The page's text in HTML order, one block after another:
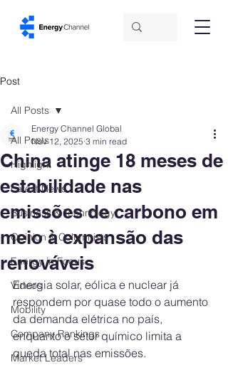
Post
All Posts
Highlight
Latest News
Business & Technology
Opinion & Columnists
Energy in Focus
Videos
Mobility
Company Rankings
Market Leaders
All Posts
China atinge 18 meses de
estabilidade nas
emissões de carbono em
meio à expansão das
renováveis
Energy Channel Global
Nov 12, 2025 3 min read
Energia solar, eólica e nuclear já
respondem por quase todo o aumento
da demanda elétrica no país,
enquanto o setor químico limita a
queda total nas emissões.